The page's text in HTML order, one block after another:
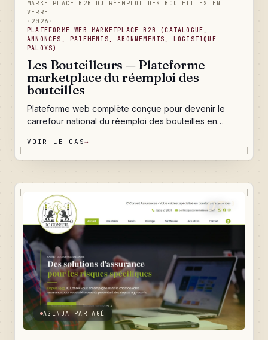
MARKETPLACE B2B DU RÉEMPLOI DES BOUTEILLES EN
VERRE
· 2026 ·
PLATEFORME WEB MARKETPLACE B2B (CATALOGUE,
ANNONCES, PAIEMENTS, ABONNEMENTS, LOGISTIQUE
PALOXS)
Les Bouteilleurs — Plateforme
marketplace du réemploi des
bouteilles
Plateforme web complète conçue pour devenir le
carrefour national du réemploi des bouteilles en
quatre grands verriers européens, une marketplace
d'annonces achat-vente entre producteurs, un
chaque vendeur, des abonnements gradués, une
logistique paloxs traçée par QR code, et un back-
office qui pilote tout l'écosystème. Livré pour un
lancement au premier trimestre 2026.
VOIR LE CAS→
03/10
AGENDA PARTAGÉ